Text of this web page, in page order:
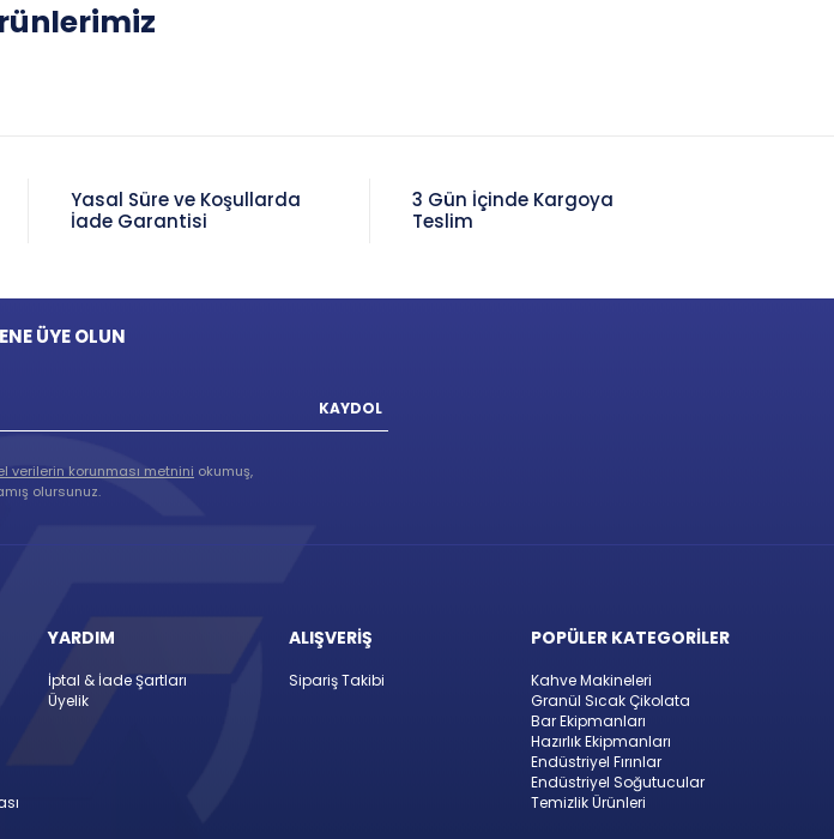
Yasal Süre ve Koşullarda
İade Garantisi
3 Gün İçinde Kargoya
Teslim
ÜYE OLUN
KAYDOL
verilerin korunması metnini okumuş,
olursunuz.
YARDIM
İptal & İade Şartları
Üyelik
ALIŞVERİŞ
Sipariş Takibi
POPÜLER KATEGORİLER
Kahve Makineleri
Granül Sıcak Çikolata
Bar Ekipmanları
Hazırlık Ekipmanları
Endüstriyel Fırınlar
Endüstriyel Soğutucular
Temizlik Ürünleri